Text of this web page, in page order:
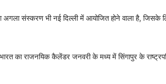
संस्करण भी नई दिल्ली में आयोजित होने वाला है, जिसके
का राजनयिक कैलेंडर जनवरी के मध्य में सिंगापुर के